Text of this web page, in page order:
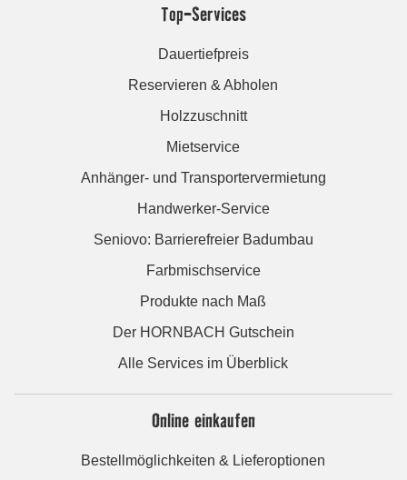
Top-Services
Dauertiefpreis
Reservieren & Abholen
Holzzuschnitt
Mietservice
Anhänger- und Transportervermietung
Handwerker-Service
Seniovo: Barrierefreier Badumbau
Farbmischservice
Produkte nach Maß
Der HORNBACH Gutschein
Alle Services im Überblick
Online einkaufen
Bestellmöglichkeiten & Lieferoptionen